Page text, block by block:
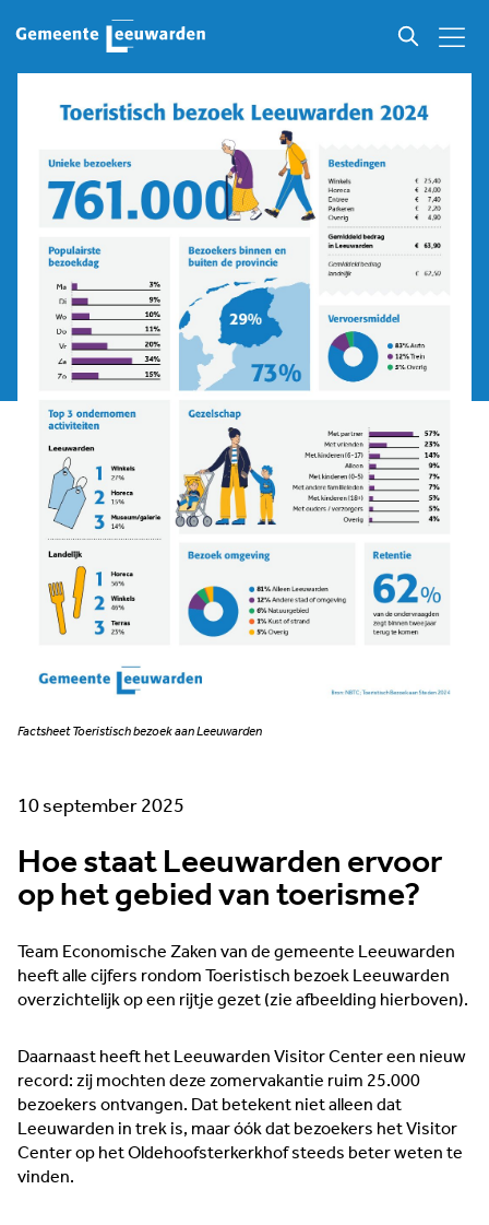
Factsheet Toeristisch bezoek aan Leeuwarden
10 september 2025
Hoe staat Leeuwarden ervoor
op het gebied van toerisme?
Team Economische Zaken van de gemeente Leeuwarden
heeft alle cijfers rondom Toeristisch bezoek Leeuwarden
overzichtelijk op een rijtje gezet (zie afbeelding hierboven).
Daarnaast heeft het Leeuwarden Visitor Center een nieuw
record: zij mochten deze zomervakantie ruim 25.000
bezoekers ontvangen. Dat betekent niet alleen dat
Leeuwarden in trek is, maar óók dat bezoekers het Visitor
Center op het Oldehoofsterkerkhof steeds beter weten te
vinden.